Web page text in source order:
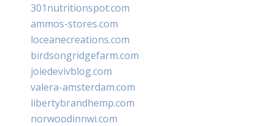
301nutritionspot.com
ammos-stores.com
loceanecreations.com
birdsongridgefarm.com
joiedevivblog.com
valera-amsterdam.com
libertybrandhemp.com
norwoodinnwi.com